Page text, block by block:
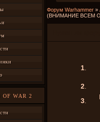
OF WAR 2
Форум Warhammer »
(ВНИМАНИЕ ВСЕМ
1
2
3